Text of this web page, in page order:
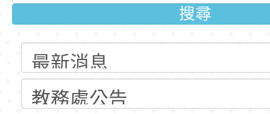
心」，請退休同仁踴
動時代中的好老師：
教師韌性
轉環境部「淨零綠領
程」
轉農業部桃園區農業
「115年食農教育專
訓練課程」，歡迎已
錄取公告-桃園市桃
民小學115學年度「
東門國小115學年度
名-桃園市東
球資訊網-優
搜尋